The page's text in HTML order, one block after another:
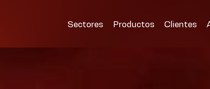
Sectores
Productos Clientes